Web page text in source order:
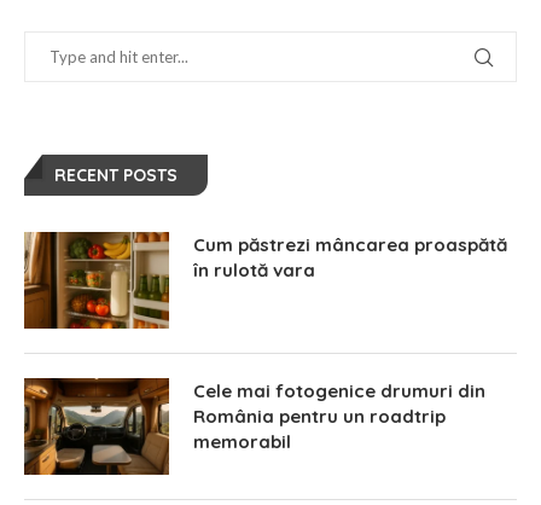
RECENT POSTS
Cum păstrezi mâncarea proaspătă
în rulotă vara
Cele mai fotogenice drumuri din
România pentru un roadtrip
memorabil